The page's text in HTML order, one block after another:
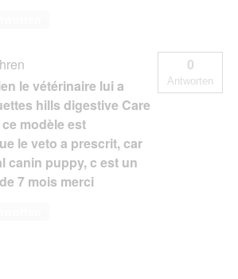
le vétérinaire lui a
hills digestive Care
modèle est
le veto a prescrit, car
canin puppy, c est un
7 mois merci
0
Antworten